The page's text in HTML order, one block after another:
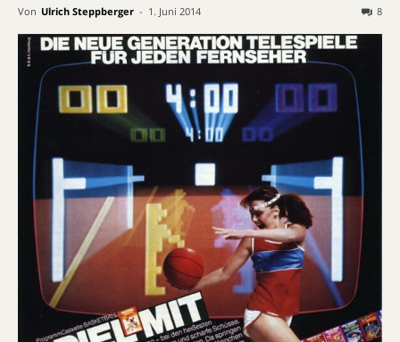
Von Ulrich Steppberger - 1. Juni 2014 8